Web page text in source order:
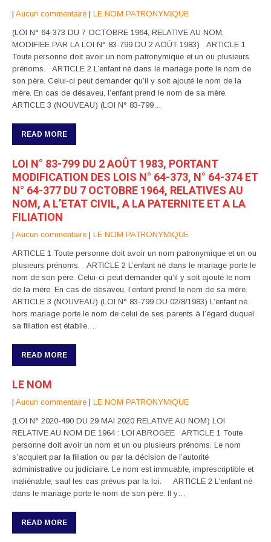
| Aucun commentaire | LE NOM PATRONYMIQUE
(LOI N° 64-373 DU 7 OCTOBRE 1964, RELATIVE AU NOM,
MODIFIEE PAR LA LOI N° 83-799 DU 2 AOÛT 1983) ARTICLE 1
Toute personne doit avoir un nom patronymique et un ou plusieurs
prénoms. ARTICLE 2 L’enfant né dans le mariage porte le nom de
son père. Celui-ci peut demander qu’il y soit ajouté le nom de la
mère. En cas de désaveu, l’enfant prend le nom de sa mère.
ARTICLE 3 (NOUVEAU) (LOI N° 83-799…
READ MORE
LOI N° 83-799 DU 2 AOÛT 1983, PORTANT
MODIFICATION DES LOIS N° 64-373, N° 64-374 ET
N° 64-377 DU 7 OCTOBRE 1964, RELATIVES AU
NOM, A L’ETAT CIVIL, A LA PATERNITE ET A LA
FILIATION
| Aucun commentaire | LE NOM PATRONYMIQUE
ARTICLE 1 Toute personne doit avoir un nom patronymique et un ou
plusieurs prénoms. ARTICLE 2 L’enfant né dans le mariage porte le
nom de son père. Celui-ci peut demander qu’il y soit ajouté le nom
de la mère. En cas de désaveu, l’enfant prend le nom de sa mère.
ARTICLE 3 (NOUVEAU) (LOI N° 83-799 DU 02/8/1983) L’enfant né
hors mariage porte le nom de celui de ses parents à l’égard duquel
sa filiation est établie….
READ MORE
LE NOM
| Aucun commentaire | LE NOM PATRONYMIQUE
(LOI N° 2020-490 DU 29 MAI 2020 RELATIVE AU NOM) LOI
RELATIVE AU NOM DE 1964 : LOI ABROGEE ARTICLE 1 Toute
personne doit avoir un nom et un ou plusieurs prénoms. Le nom
s’acquiert par la filiation ou par la décision de l’autorité
administrative ou judiciaire. Le nom est immuable, imprescriptible et
inaliénable, sauf les cas prévus par la loi. ARTICLE 2 L’enfant né
dans le mariage porte le nom de son père. Il y…
READ MORE